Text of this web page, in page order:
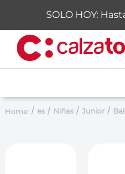
SOLO HOY:
es Niñas Junior